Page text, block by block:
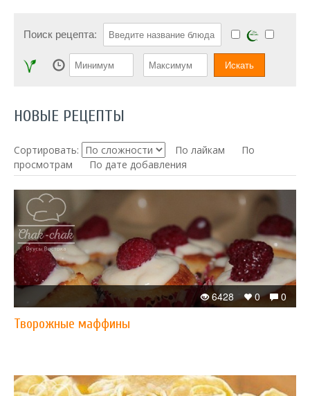
Поиск рецепта:
НОВЫЕ РЕЦЕПТЫ
Сортировать: По лайкам
По
просмотрам
По дате добавления
0
0
6428
Творожные маффины